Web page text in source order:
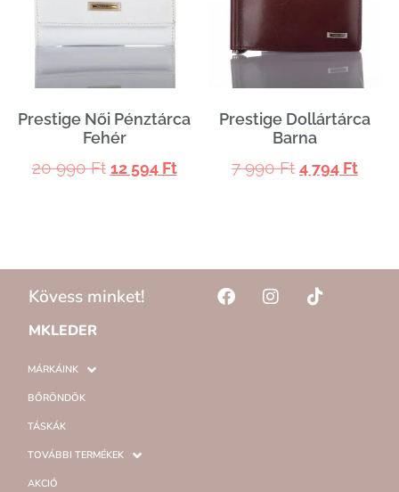
Prestige Női Pénztárca
Fehér
20 990Ft 12 594 Ft
Prestige Dollártárca
Barna
7 990Ft 4 794 Ft
Kövess minket!
MKLEDER
MÁRKÁINK
BŐRÖNDÖK
TÁSKÁK
TOVÁBBI TERMÉKEK
AKCIÓ